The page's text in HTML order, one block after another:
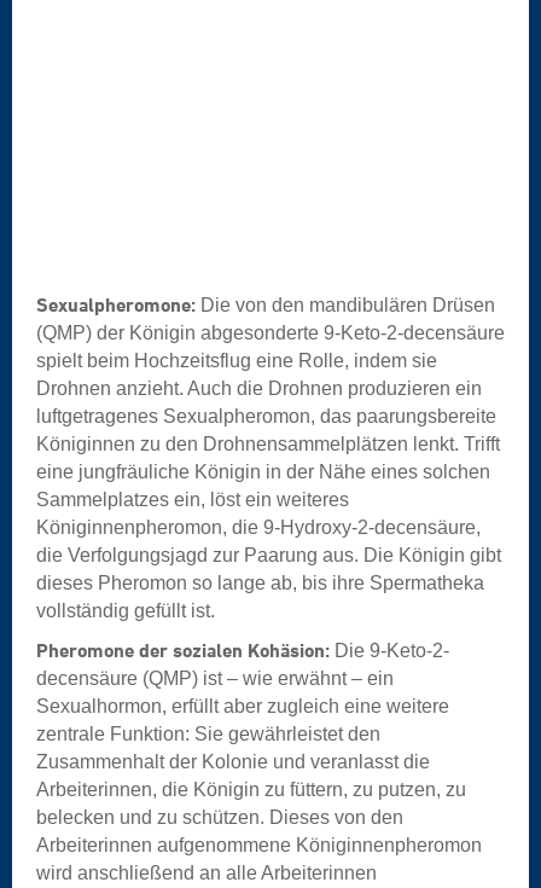
Sexualpheromone: Die von den mandibulären Drüsen
(QMP) der Königin abgesonderte 9-Keto-2-decensäure
spielt beim Hochzeitsflug eine Rolle, indem sie
Drohnen anzieht. Auch die Drohnen produzieren ein
luftgetragenes Sexualpheromon, das paarungsbereite
Königinnen zu den Drohnensammelplätzen lenkt. Trifft
eine jungfräuliche Königin in der Nähe eines solchen
Sammelplatzes ein, löst ein weiteres
Königinnenpheromon, die 9-Hydroxy-2-decensäure,
die Verfolgungsjagd zur Paarung aus. Die Königin gibt
dieses Pheromon so lange ab, bis ihre Spermatheka
vollständig gefüllt ist.
Pheromone der sozialen Kohäsion: Die 9-Keto-2-
decensäure (QMP) ist – wie erwähnt – ein
Sexualhormon, erfüllt aber zugleich eine weitere
zentrale Funktion: Sie gewährleistet den
Zusammenhalt der Kolonie und veranlasst die
Arbeiterinnen, die Königin zu füttern, zu putzen, zu
belecken und zu schützen. Dieses von den
Arbeiterinnen aufgenommene Königinnenpheromon
wird anschließend an alle Arbeiterinnen